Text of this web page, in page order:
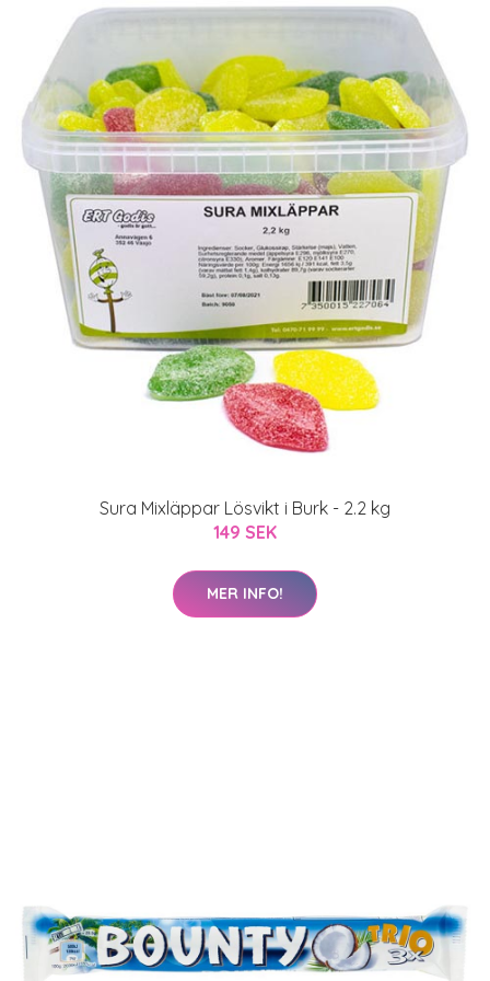
Sura Mixläppar Lösvikt i Burk - 2.2 kg
149 SEK
MER INFO!